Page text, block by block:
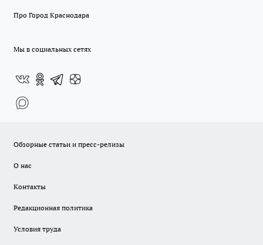
Про Город Краснодара
Мы в социальных сетях
Обзорные статьи и пресс-релизы
О нас
Контакты
Редакционная политика
Условия труда